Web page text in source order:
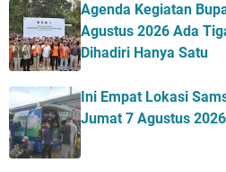
Agenda Kegiatan
Agustus 2026 Ada
Dihadiri Hanya Satu
Ini Empat Lokasi
Jumat 7 Agustus 2026